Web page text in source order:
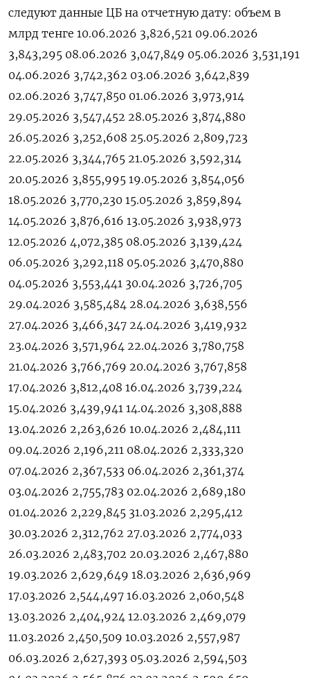
следуют ​данные ⁠ЦБ на ‌отчетную ‌дату: объем в
млрд ​тенге 10.06.2026 3,826,521 09.06.2026
3,843,295 08.06.2026 3,047,849 05.06.2026 3,531,191
04.06.2026 3,742,362 03.06.2026 3,642,839
02.06.2026 3,747,850 01.06.2026 3,973,914
29.05.2026 3,547,452 28.05.2026 3,874,880
26.05.2026 3,252,608 25.05.2026 2,809,723
22.05.2026 3,344,765 21.05.2026 3,592,314
20.05.2026 3,855,995 19.05.2026 3,854,056
18.05.2026 3,770,230 15.05.2026 3,859,894
14.05.2026 3,876,616 13.05.2026 3,938,973
12.05.2026 4,072,385 08.05.2026 3,139,424
06.05.2026 3,292,118 05.05.2026 3,470,880
04.05.2026 3,553,441 30.04.2026 3,726,705
29.04.2026 3,585,484 28.04.2026 3,638,556
27.04.2026 3,466,347 24.04.2026 3,419,932
23.04.2026 3,571,964 22.04.2026 3,780,758
21.04.2026 3,766,769 20.04.2026 3,767,858
17.04.2026 3,812,408 16.04.2026 3,739,224
15.04.2026 3,439,941 14.04.2026 3,308,888
13.04.2026 2,263,626 10.04.2026 2,484,111
09.04.2026 2,196,211 08.04.2026 2,333,320
07.04.2026 2,367,533 06.04.2026 2,361,374
03.04.2026 2,755,783 02.04.2026 2,689,180
01.04.2026 2,229,845 31.03.2026 2,295,412
30.03.2026 2,312,762 27.03.2026 2,774,033
26.03.2026 2,483,702 20.03.2026 2,467,880
19.03.2026 2,629,649 18.03.2026 2,636,969
17.03.2026 2,544,497 16.03.2026 2,060,548
13.03.2026 2,404,924 12.03.2026 2,469,079
11.03.2026 2,450,509 10.03.2026 2,557,987
06.03.2026 2,627,393 05.03.2026 2,594,503